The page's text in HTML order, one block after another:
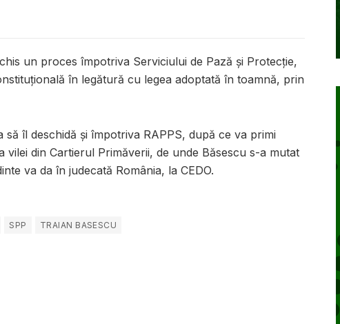
un proces împotriva Serviciului de Pază şi Protecţie,
în legătură cu legea adoptată în toamnă, prin
îl deschidă şi împotriva RAPPS, după ce va primi
vilei din Cartierul Primăverii, de unde Băsescu s-a mutat
va da în judecată România, la CEDO.
SPP TRAIAN BASESCU